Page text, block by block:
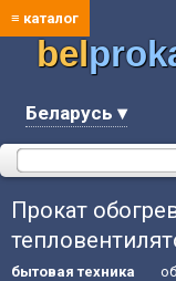
≡ каталог
bel
Беларусь ▾
Прокат
бытовая техника